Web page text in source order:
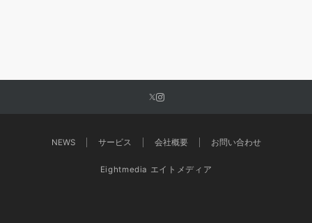
NEWS サービス 会社概要 お問い合わせ
Eightmedia エイトメディア